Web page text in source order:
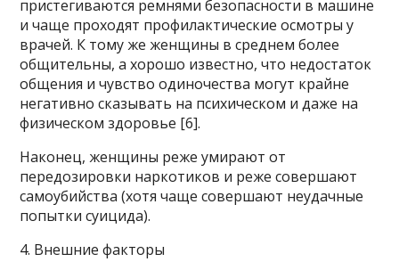
пристегиваются ремнями безопасности в машине
и чаще проходят профилактические осмотры у
врачей. К тому же женщины в среднем более
общительны, а хорошо известно, что недостаток
общения и чувство одиночества могут крайне
негативно сказывать на психическом и даже на
физическом здоровье [6].
Наконец, женщины реже умирают от
передозировки наркотиков и реже совершают
самоубийства (хотя чаще совершают неудачные
попытки суицида).
4. Внешние факторы